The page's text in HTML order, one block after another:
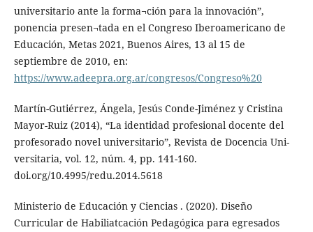
universitario ante la forma¬ción para la innovación”,
ponencia presen¬tada en el Congreso Iberoamericano de
Educación, Metas 2021, Buenos Aires, 13 al 15 de
septiembre de 2010, en:
https://www.adeepra.org.ar/congresos/Congreso%20
Martín-Gutiérrez, Ángela, Jesús Conde-Jiménez y Cristina
Mayor-Ruiz (2014), “La identidad profesional docente del
profesorado novel universitario”, Revista de Docencia Uni-
versitaria, vol. 12, núm. 4, pp. 141-160.
doi.org/10.4995/redu.2014.5618
Ministerio de Educación y Ciencias . (2020). Diseño
Curricular de Habiliatcación Pedagógica para egresados